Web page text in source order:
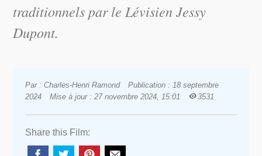
traditionnels par le Lévisien Jessy
Dupont.
Par : Charles-Henri Ramond
Publication : 18 septembre
2024
Mise à jour : 27 novembre 2024, 15:01 3531
Share this Film: